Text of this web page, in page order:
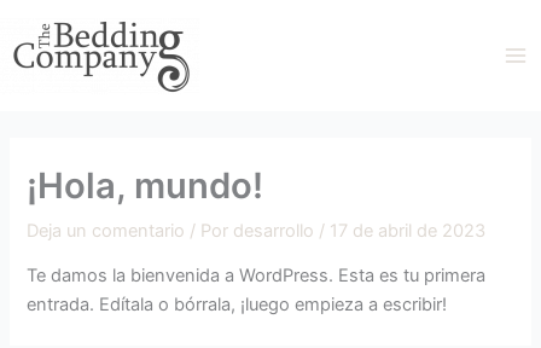
contenido
¡Hola, mundo!
Deja un comentario / Por desarrollo / 17 de abril de 2023
Te damos la bienvenida a WordPress. Esta es tu primera
entrada. Edítala o bórrala, ¡luego empieza a escribir!